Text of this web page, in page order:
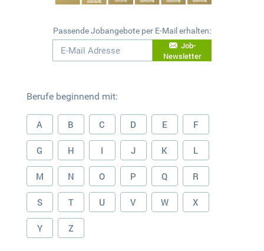
Passende Jobangebote per E-Mail erhalten:
Job-
Newsletter
Berufe beginnend mit:
A B C D E F
G H I J K L
M N O P Q R
S T U V W X
Y Z